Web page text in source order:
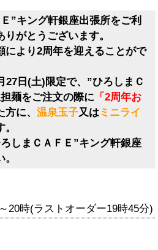
”キング軒銀座出張所をご利
がとうございます。
により2周年を迎えることがで
27日(土)限定で、”ひろしまＣ
麺をご注文の際に 「2周年お
方に、 温泉玉子又は ミニライ
しまＣＡＦＥ”キング軒銀座
20時(ラストオーダー19時45分)